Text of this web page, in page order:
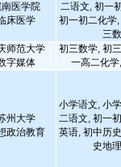
医学院
床医学
二语文, 初一
初一初二化学
三
师范大学
字媒体
初三数学, 初
一高二化
州大学
政治教育
小学语文, 小
二语文, 初一
英语, 初中历
史地